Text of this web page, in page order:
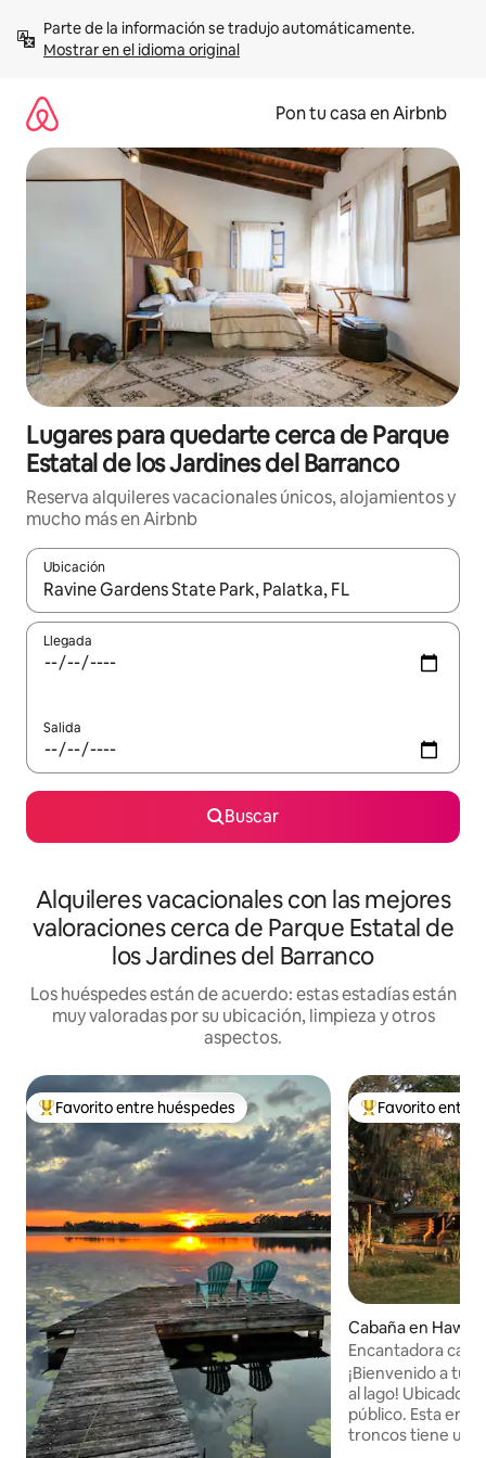
contenidoMostrar en el idioma original
Pon tu casa en Airbnb
Lugares para quedarte cerca de Parque
Estatal de los Jardines del Barranco
Reserva alquileres vacacionales únicos, alojamientos y
mucho más en Airbnb
Ubicación
Cuando los resultados estén disponibles, navega con las
Llegada
Salida
Buscar
Alquileres vacacionales con las mejores
valoraciones cerca de Parque Estatal de
los Jardines del Barranco
Los huéspedes están de acuerdo: estas estadías están
muy valoradas por su ubicación, limpieza y otros
aspectos.
Favorito entre huéspedes preferido
Favorito entre huéspedes Favorito entre
Favorito entre
Cabaña en
Encantadora
lago
¡Bienvenido a tu
al lago! Ubicado
público. Esta
troncos tiene un